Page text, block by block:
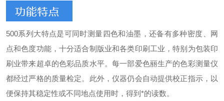
500系列大特点是可同时测量四色和油墨，还备有多种密度、网
点和色度功能，十分适合制版业和各类印刷工业，特别为包装印
刷业带来超卓的色彩品质水平。每一部爱色丽生产的色彩测量仪
都经过严格的质量检定。此外，仪器仍会自动提供校正指示，以
便保持其稳定性或不同地点使用时，得到*的读数。